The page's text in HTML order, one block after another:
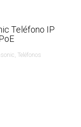
Teléfono IP
, Teléfonos